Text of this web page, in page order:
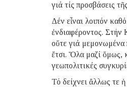
γιά τίς προσβάσεις
Δέν εἶναι λοιπόν
ἐνδιαφέροντος. Στήν
οὔτε γιά μεμονωμένα
ἔτσι. Ὅλα μαζί ὅμως,
γεωπολιτικές
Τό δείχνει ἄλλως τε